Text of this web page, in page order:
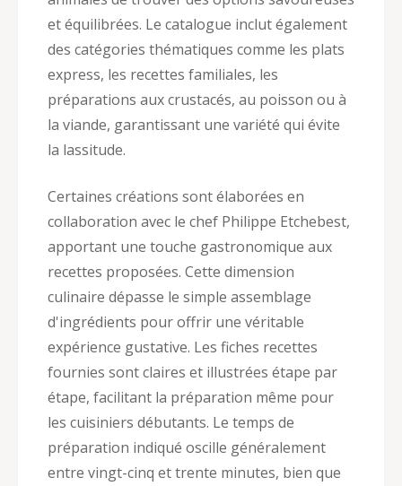
et équilibrées. Le catalogue inclut également
des catégories thématiques comme les plats
express, les recettes familiales, les
préparations aux crustacés, au poisson ou à
la viande, garantissant une variété qui évite
la lassitude.
Certaines créations sont élaborées en
collaboration avec le chef Philippe Etchebest,
apportant une touche gastronomique aux
recettes proposées. Cette dimension
culinaire dépasse le simple assemblage
d'ingrédients pour offrir une véritable
expérience gustative. Les fiches recettes
fournies sont claires et illustrées étape par
étape, facilitant la préparation même pour
les cuisiniers débutants. Le temps de
préparation indiqué oscille généralement
entre vingt-cinq et trente minutes, bien que